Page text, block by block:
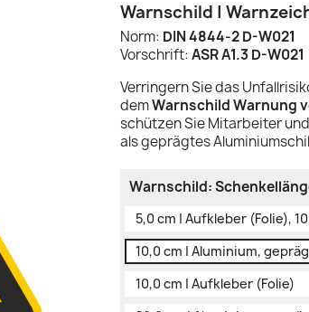
Warnschild |
Norm: DIN 4844-2 D-W021
Vorschrift: ASR A1.3 D-W021
Verringern Sie das
demWarnschild Warnung
schützen Sie Mitarbeiter
als geprägtes
Warnschild:
5,0 cm | Aufkleber (Folie),
10,0 cm | Aluminium,
10,0 cm | Aufkleber (Folie)